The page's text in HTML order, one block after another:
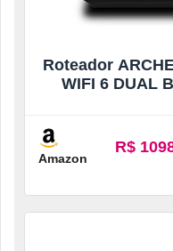
Roteador
WIFI 6 DUAL
Amazon
R$